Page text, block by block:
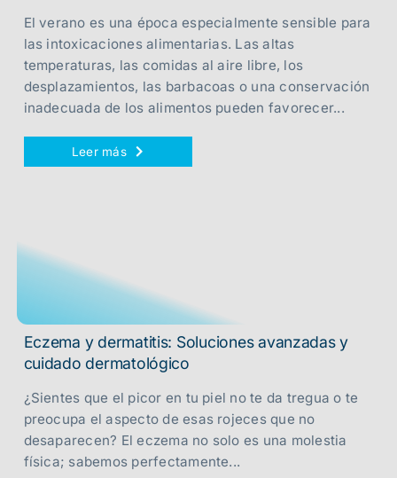
El verano es una época especialmente sensible para
las intoxicaciones alimentarias. Las altas
temperaturas, las comidas al aire libre, los
desplazamientos, las barbacoas o una conservación
inadecuada de los alimentos pueden favorecer...
Leer más
Eczema y dermatitis: Soluciones avanzadas y
cuidado dermatológico
¿Sientes que el picor en tu piel no te da tregua o te
preocupa el aspecto de esas rojeces que no
desaparecen? El eczema no solo es una molestia
física; sabemos perfectamente...